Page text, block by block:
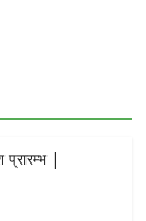
प्रारम्भ |